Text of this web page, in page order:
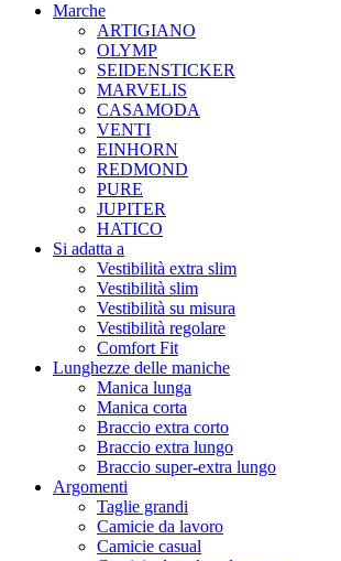
Marche
ARTIGIANO
OLYMP
SEIDENSTICKER
MARVELIS
CASAMODA
VENTI
EINHORN
REDMOND
PURE
JUPITER
HATICO
Si adatta a
Vestibilità extra slim
Vestibilità slim
Vestibilità su misura
Vestibilità regolare
Comfort Fit
Lunghezze delle maniche
Manica lunga
Manica corta
Braccio extra corto
Braccio extra lungo
Braccio super-extra lungo
Argomenti
Taglie grandi
Camicie da lavoro
Camicie casual